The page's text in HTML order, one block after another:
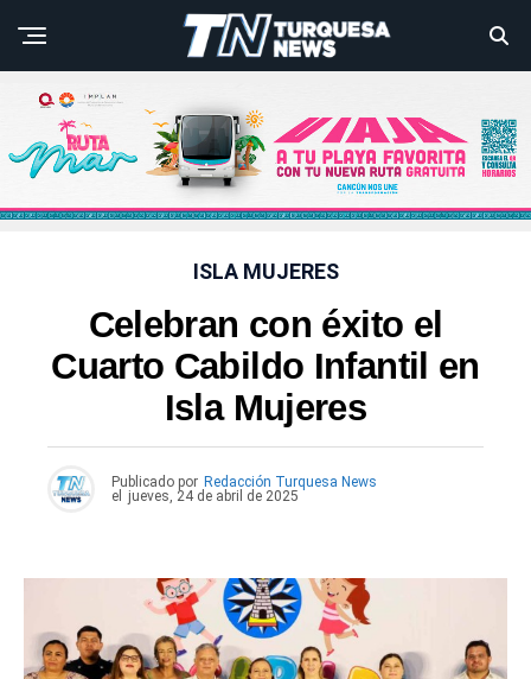
ISLA MUJERES
Celebran con éxito el
Cuarto Cabildo Infantil en
Isla Mujeres
Publicado por Redacción Turquesa News
el
jueves, 24 de abril de 2025